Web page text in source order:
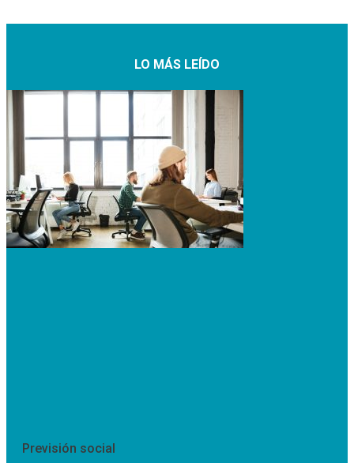
LO MÁS LEÍDO
Previsión social